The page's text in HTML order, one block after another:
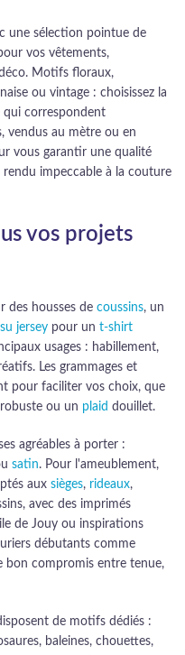
une sélection pointue de
vos vêtements,
Motifs floraux,
ou vintage : choisissez la
qui correspondent
vendus au mètre ou en
vous garantir une qualité
impeccable à la couture
vos projets
des housses de coussins, un
jersey pour un t-shirt
usages : habillement,
Les grammages et
pour faciliter vos choix, que
robuste ou un plaid douillet.
agréables à porter :
satin. Pour l'ameublement,
aux sièges, rideaux,
avec des imprimés
de Jouy ou inspirations
débutants comme
bon compromis entre tenue,
de motifs dédiés :
baleines, chouettes,